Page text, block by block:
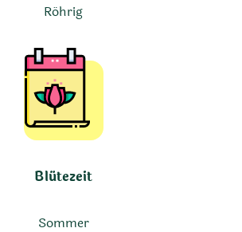
Röhrig
Blütezeit
Sommer